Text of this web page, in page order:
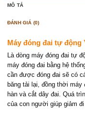
MÔ TẢ
ĐÁNH GIÁ (0)
Máy đóng đai tự động
Là dòng máy đóng đai tự
máy đóng đai bằng hệ
cần được đóng đai sẽ có
băng tải lại, đồng thời
hàn và cắt dây đai. Quá
của con người giúp giảm